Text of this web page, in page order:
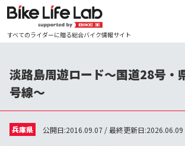
すべてのライダーに贈る総合バイク情報サイト
淡路島周遊ロード～国道28号・
号線～
兵庫県 公開日:2016.09.07 / 最終更新日:2026.06.09